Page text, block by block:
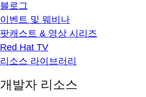
블로그
이벤트 및 웨비나
팟캐스트 & 영상 시리즈
Red Hat TV
리소스 라이브러리
개발자 리소스